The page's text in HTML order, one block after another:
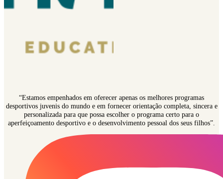
“Estamos empenhados em oferecer apenas os melhores programas
desportivos juvenis do mundo e em fornecer orientação completa, sincera e
personalizada para que possa escolher o programa certo para o
aperfeiçoamento desportivo e o desenvolvimento pessoal dos seus filhos”.